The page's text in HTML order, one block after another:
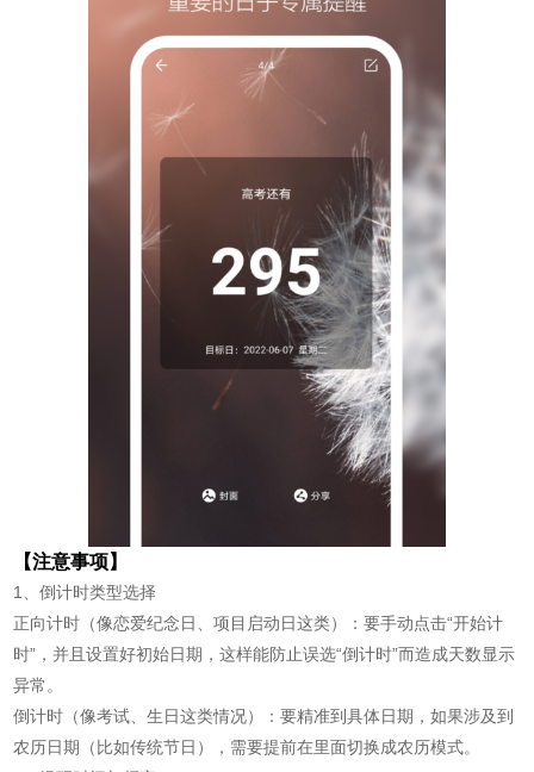
【注意事项】
1、倒计时类型选择
正向计时（像恋爱纪念日、项目启动日这类）：要手动点击“开始计
时”，并且设置好初始日期，这样能防止误选“倒计时”而造成天数显示
异常。
倒计时（像考试、生日这类情况）：要精准到具体日期，如果涉及到
农历日期（比如传统节日），需要提前在里面切换成农历模式。